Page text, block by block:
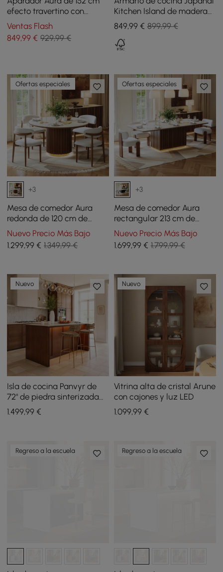
efecto travertino con
puertas alistonadas de
fresno y luz LED negro
Ventas Flash
849,99 € 929,99 €
Kitchen Island de madera
natural y blanca con luz,
1270 mm
849,99€ 899,99 €
Ofertas especiales
+3
Mesa de comedor Aura
redonda de 120 cm de
piedra sinterizada de
travertino y base
alistonada con luz LED
Nuevo Precio Más Bajo
1.299,99 € 1.349,99 €
Ofertas especiales
+3
Mesa de comedor Aura
rectangular 213 cm de
travertino sintético y base
alistonada de madera con
luz LED
Nuevo Precio Más Bajo
1.699,99€ 1.799,99 €
Nuevo
Isla de cocina Panvyr de
72" de piedra sinterizada
imitación travertino con
almacenamiento y luz LED
1.499,99 €
Nuevo
Vitrina alta de cristal Arune
con cajones y luz LED
1.099,99€
Regreso a la escuela Regreso a la escuela